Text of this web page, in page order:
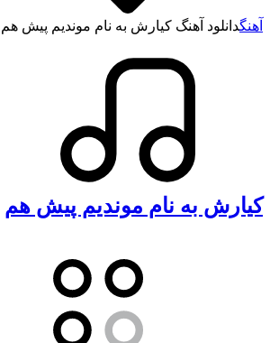
آهنگدانلود آهنگ کیارش به نام موندیم پیش هم
کیارش به نام موندیم پیش هم